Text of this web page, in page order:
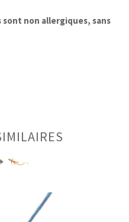
non allergiques, sans